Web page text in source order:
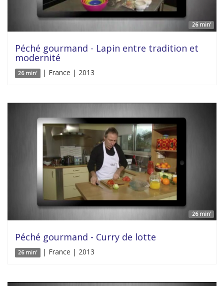
26 min'
Péché gourmand - Lapin entre tradition et
modernité
26 min' | France | 2013
26 min'
Péché gourmand - Curry de lotte
26 min' | France | 2013